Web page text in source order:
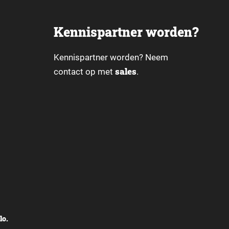
Kennispartner worden?
Kennispartner worden? Neem
contact op met sales.